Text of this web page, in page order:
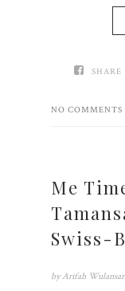
SHARE
NO COMMENTS
Me
Swiss-
by Arifah